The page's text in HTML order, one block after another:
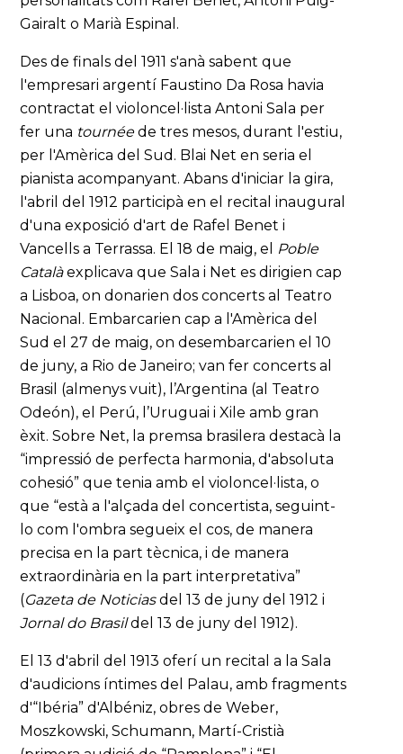
Gairalt o Marià Espinal.
Des de finals del 1911 s'anà sabent que
l'empresari argentí Faustino Da Rosa havia
contractat el violoncel·lista Antoni Sala per
fer una tournéede tres mesos, durant l'estiu,
per l'Amèrica del Sud. Blai Net en seria el
pianista acompanyant. Abans d'iniciar la gira,
l'abril del 1912 participà en el recital inaugural
d'una exposició d'art de Rafel Benet i
Vancells a Terrassa. El 18 de maig, el Poble
Catalàexplicava que Sala i Net es dirigien cap
a Lisboa, on donarien dos concerts al Teatro
Nacional. Embarcarien cap a l'Amèrica del
Sud el 27 de maig, on desembarcarien el 10
de juny, a Rio de Janeiro; van fer concerts al
Brasil (almenys vuit), l’Argentina (al Teatro
Odeón), el Perú, l’Uruguai i Xile amb gran
èxit. Sobre Net, la premsa brasilera destacà la
“impressió de perfecta harmonia, d'absoluta
cohesió” que tenia amb el violoncel·lista, o
que “està a l'alçada del concertista, seguint-
lo com l'ombra segueix el cos, de manera
precisa en la part tècnica, i de manera
extraordinària en la part interpretativa”
(Gazeta de Noticiasdel 13 de juny del 1912 i
Jornal do Brasildel 13 de juny del 1912).
El 13 d'abril del 1913 oferí un recital a la Sala
d'audicions íntimes del Palau, amb fragments
d'“Ibéria” d'Albéniz, obres de Weber,
Moszkowski, Schumann, Martí-Cristià